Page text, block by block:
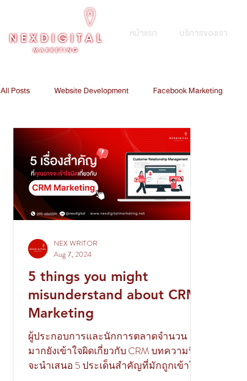
หน้าแรก บริการของเรา
All Posts Website Development Facebook Marketing
E-Commerce Marketing Digital CRM
Customer Relationship Management Marketing technology
5 things you might
misunderstand about CRM
Marketing
ผู้ประกอบการและนักการตลาดจำนวน
มากยังเข้าใจผิดเกี่ยวกับ CRM บทความนี้
จะนำเสนอ 5 ประเด็นสำคัญที่มักถูกเข้าใจ
NEX WRITOR
Aug 7, 2024